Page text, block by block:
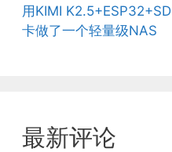
用KIMI K2.5+ESP32+SD
卡做了一个轻量级NAS
最新评论